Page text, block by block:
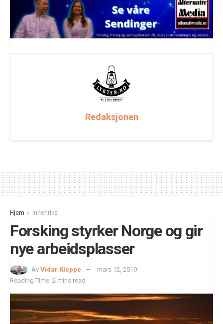
Redaksjonen
Hjem Innenriks
Forsking styrker Norge og gir
nye arbeidsplasser
Av Vidar Kleppe
mars 12, 2019
Reading Time: 2 mins read